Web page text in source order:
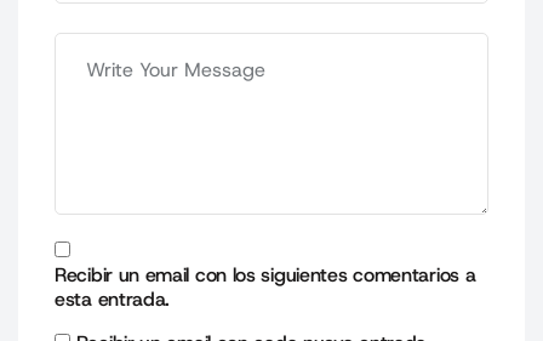
Recibir un email con los siguientes comentarios a
esta entrada.